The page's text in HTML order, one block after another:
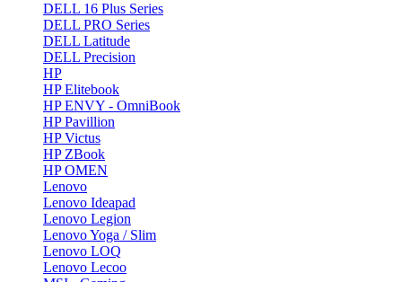
DELL 16 Plus Series
DELL PRO Series
DELL Latitude
DELL Precision
HP
HP Elitebook
HP ENVY - OmniBook
HP Pavillion
HP Victus
HP ZBook
HP OMEN
Lenovo
Lenovo Ideapad
Lenovo Legion
Lenovo Yoga / Slim
Lenovo LOQ
Lenovo Lecoo